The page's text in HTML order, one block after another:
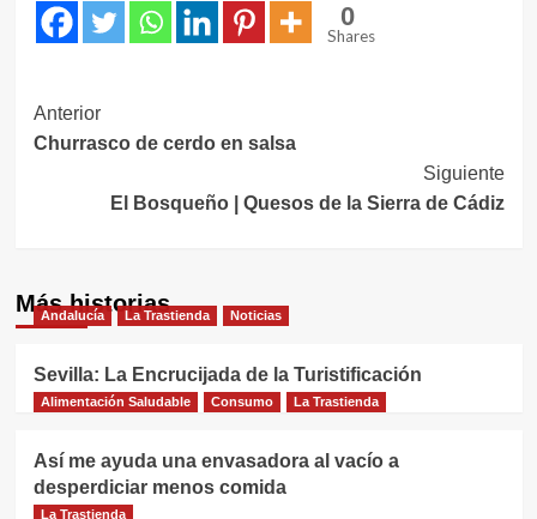
0
Shares
Navegación
de
entradas
Anterior
Churrasco de cerdo en salsa
Siguiente
El Bosqueño | Quesos de la Sierra de Cádiz
Más historias
Andalucía La Trastienda Noticias
Sevilla: La Encrucijada de la Turistificación
Alimentación Saludable Consumo La Trastienda
Así me ayuda una envasadora al vacío a
desperdiciar menos comida
La Trastienda